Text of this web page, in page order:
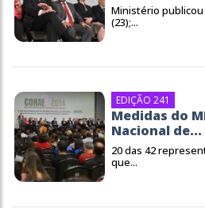
Ministério
(23);...
EDIÇÃO 241
Medidas do
Nacional de...
20 das 42
que...